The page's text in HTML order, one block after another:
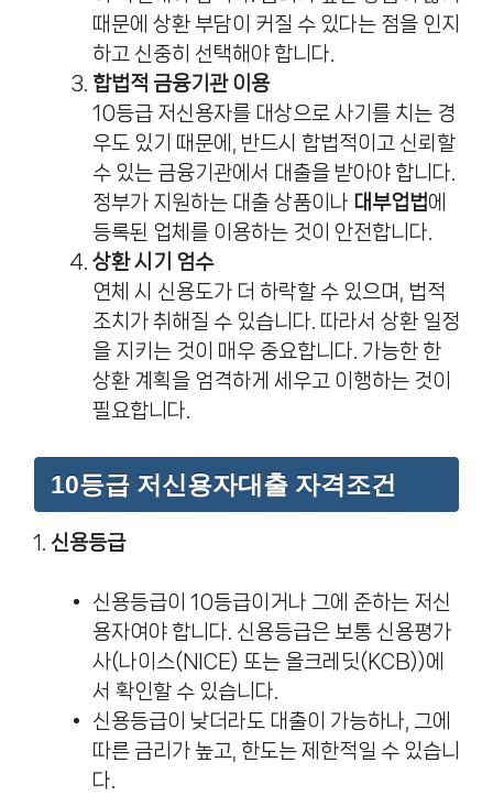
때문에 상환 부담이 커질 수 있다는 점을 인지
하고 신중히 선택해야 합니다.
합법적 금융기관 이용
10등급 저신용자를 대상으로 사기를 치는 경
우도 있기 때문에, 반드시 합법적이고 신뢰할
수 있는 금융기관에서 대출을 받아야 합니다.
정부가 지원하는 대출 상품이나 대부업법에
등록된 업체를 이용하는 것이 안전합니다.
상환 시기 엄수
연체 시 신용도가 더 하락할 수 있으며, 법적
조치가 취해질 수 있습니다. 따라서 상환 일정
을 지키는 것이 매우 중요합니다. 가능한 한
상환 계획을 엄격하게 세우고 이행하는 것이
필요합니다.
10등급 저신용자대출 자격조건
1. 신용등급
신용등급이 10등급이거나 그에 준하는 저신
용자여야 합니다. 신용등급은 보통 신용평가
사(나이스(NICE) 또는 올크레딧(KCB))에
서 확인할 수 있습니다.
신용등급이 낮더라도 대출이 가능하나, 그에
따른 금리가 높고, 한도는 제한적일 수 있습니
다.